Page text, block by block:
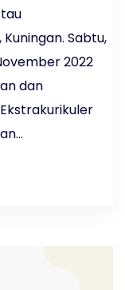
Sabtu,
2022
dan